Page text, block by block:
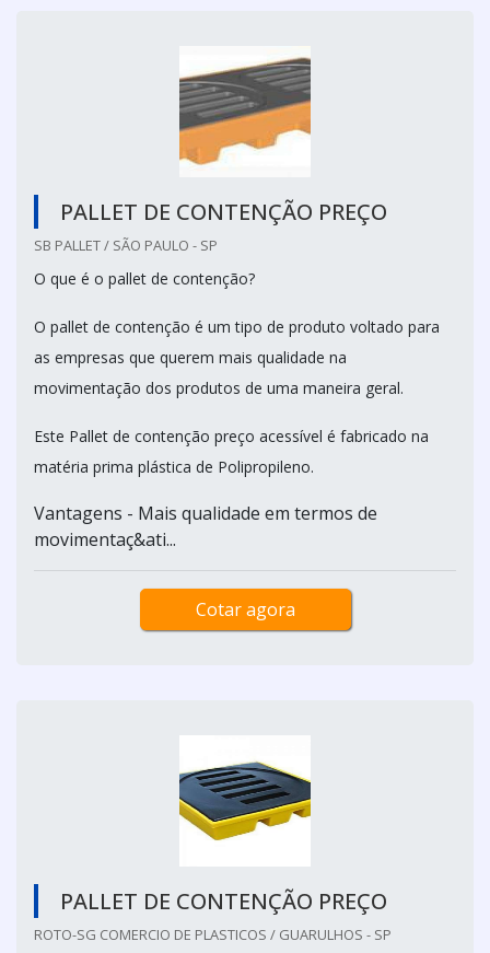
PALLET DE CONTENÇÃO PREÇO
SB PALLET / SÃO PAULO - SP
O que é o pallet de contenção?
O pallet de contenção é um tipo de produto voltado para
as empresas que querem mais qualidade na
movimentação dos produtos de uma maneira geral.
Este Pallet de contenção preço acessível é fabricado na
matéria prima plástica de Polipropileno.
Vantagens - Mais qualidade em termos de
movimentaç&ati...
Cotar agora
PALLET DE CONTENÇÃO PREÇO
ROTO-SG COMERCIO DE PLASTICOS / GUARULHOS - SP